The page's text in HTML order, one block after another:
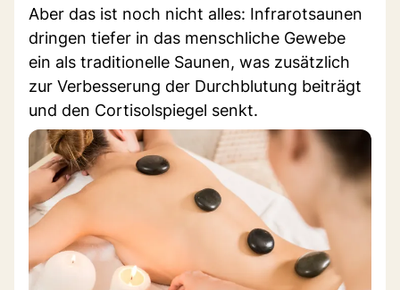
Aber das ist noch nicht alles: Infrarotsaunen
dringen tiefer in das menschliche Gewebe
ein als traditionelle Saunen, was zusätzlich
zur Verbesserung der Durchblutung beiträgt
und den Cortisolspiegel senkt.